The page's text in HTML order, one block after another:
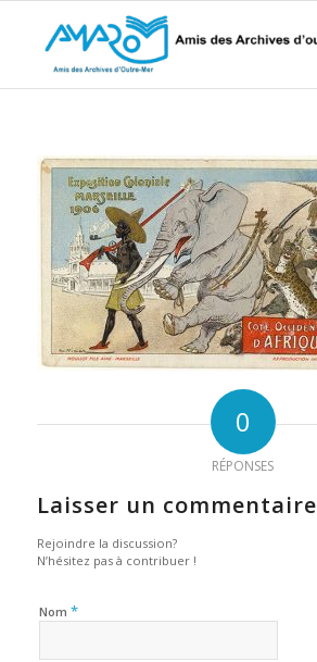
0
RÉPONSES
Laisser un commentaire
Rejoindre la discussion?
N’hésitez pas à contribuer !
Nom *